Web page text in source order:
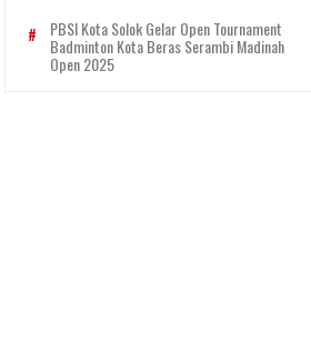
PBSI Kota Solok Gelar Open Tournament
Badminton Kota Beras Serambi Madinah
Open 2025